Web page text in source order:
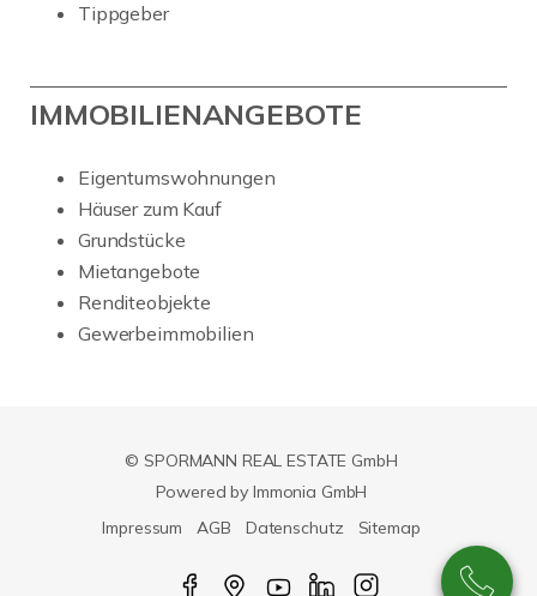
Tippgeber
IMMOBILIENANGEBOTE
Eigentumswohnungen
Häuser zum Kauf
Grundstücke
Mietangebote
Renditeobjekte
Gewerbeimmobilien
© SPORMANN REAL ESTATE GmbH
Powered by Immonia GmbH
Impressum
AGB Datenschutz Sitemap